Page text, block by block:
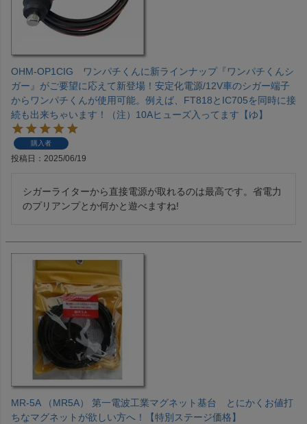
OHM-OP1CIG ワンパチくんに新ラインナップ『ワンパチくんシ
ガー』がご要望に応えて新登場！安定化電源/12V車のシガー端子
からワンパチくんが使用可能。例えば、FT818とIC705を同時に接
続も出来ちゃいます！（注）10Aヒューズ入ってます【ゆ】
購入者
投稿日 2025/06/19
シガーライターから直接電源が取れるのは最高です。省電力
のプリアンプとか何かと遊べますね!
MR-5A （MR5A） 第一電波工業マグネット基台 とにかくお値打
ちなマグネットが欲しい方へ！【特別ステージ価格】